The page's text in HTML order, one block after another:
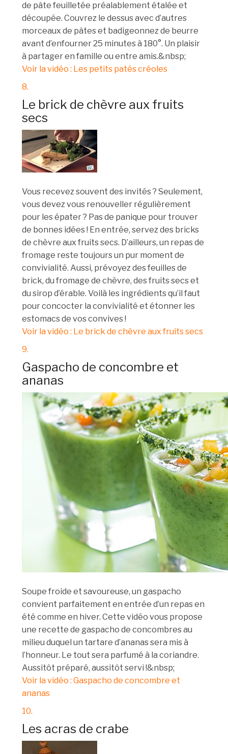
de pâte feuilletée préalablement étalée et
découpée. Couvrez le dessus avec d’autres
morceaux de pâtes et badigeonnez de beurre
avant d’enfourner 25 minutes à 180°. Un plaisir
à partager en famille ou entre amis.&nbsp;
Voir la vidéo : Les petits patés créoles
8.
Le brick de chèvre aux fruits
secs
Vous recevez souvent des invités ? Seulement,
vous devez vous renouveller régulièrement
pour les épater ? Pas de panique pour trouver
de bonnes idées ! En entrée, servez des bricks
de chèvre aux fruits secs. D’ailleurs, un repas de
fromage reste toujours un pur moment de
convivialité. Aussi, prévoyez des feuilles de
brick, du fromage de chèvre, des fruits secs et
du sirop d’érable. Voilà les ingrédients qu’il faut
pour concocter la convivialité et étonner les
estomacs de vos convives !
Voir la vidéo : Le brick de chèvre aux fruits secs
9.
Gaspacho de concombre et
ananas
Soupe froide et savoureuse, un gaspacho
convient parfaitement en entrée d’un repas en
été comme en hiver. Cette vidéo vous propose
une recette de gaspacho de concombres au
milieu duquel un tartare d’ananas sera mis à
l’honneur. Le tout sera parfumé à la coriandre.
Aussitôt préparé, aussitôt servi !&nbsp;
Voir la vidéo : Gaspacho de concombre et
ananas
10.
Les acras de crabe